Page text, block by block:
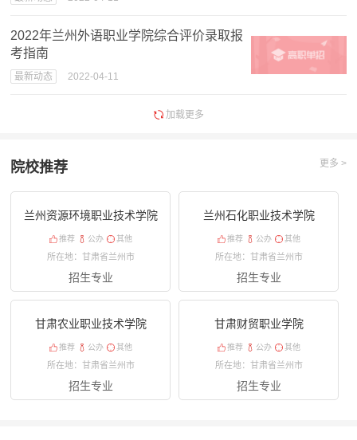
2022年兰州外语职业学院综合评价录取报
考指南
最新动态 2022-04-11
加载更多
院校推荐 更多 >
兰州资源环境职业技术学院
推荐 公办 其他
所在地：甘肃省兰州市
招生专业
兰州石化职业技术学院
推荐 公办 其他
所在地：甘肃省兰州市
招生专业
甘肃农业职业技术学院
推荐 公办 其他
所在地：甘肃省兰州市
招生专业
甘肃财贸职业学院
推荐 公办 其他
所在地：甘肃省兰州市
招生专业